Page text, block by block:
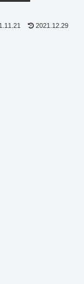
2021.12.29